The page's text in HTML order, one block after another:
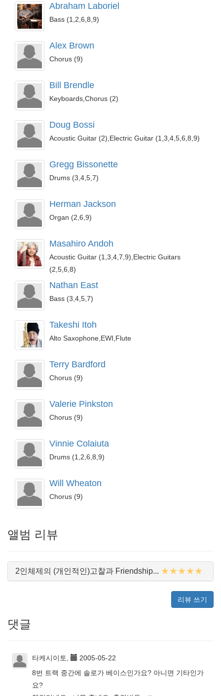
Abraham Laboriel
Bass (1,2,6,8,9)
Alex Brown
Chorus (9)
Bill Brendle
Keyboards,Chorus (2)
Doug Bossi
Acoustic Guitar (2),Electric Guitar (1,3,4,5,6,8,9)
Gregg Bissonette
Drums (3,4,5,7)
Herman Jackson
Organ (2,6,9)
Masahiro Andoh
Acoustic Guitar (1,3,4,7,9),Electric Guitars
(2,5,6,8)
Nathan East
Bass (3,4,5,7)
Takeshi Itoh
Alto Saxophone,EWI,Flute
Terry Bardford
Chorus (9)
Valerie Pinkston
Chorus (9)
Vinnie Colaiuta
Drums (1,2,6,8,9)
Will Wheaton
Chorus (9)
앨범 리뷰
2인체제의 (개인적인)고찰과 Friendship... ★★★★★
리뷰 쓰기
댓글
타케시이토,
2005-05-22
8번 트랙 중간에 솔로가 베이스인가요? 아니면 기타인가
요?